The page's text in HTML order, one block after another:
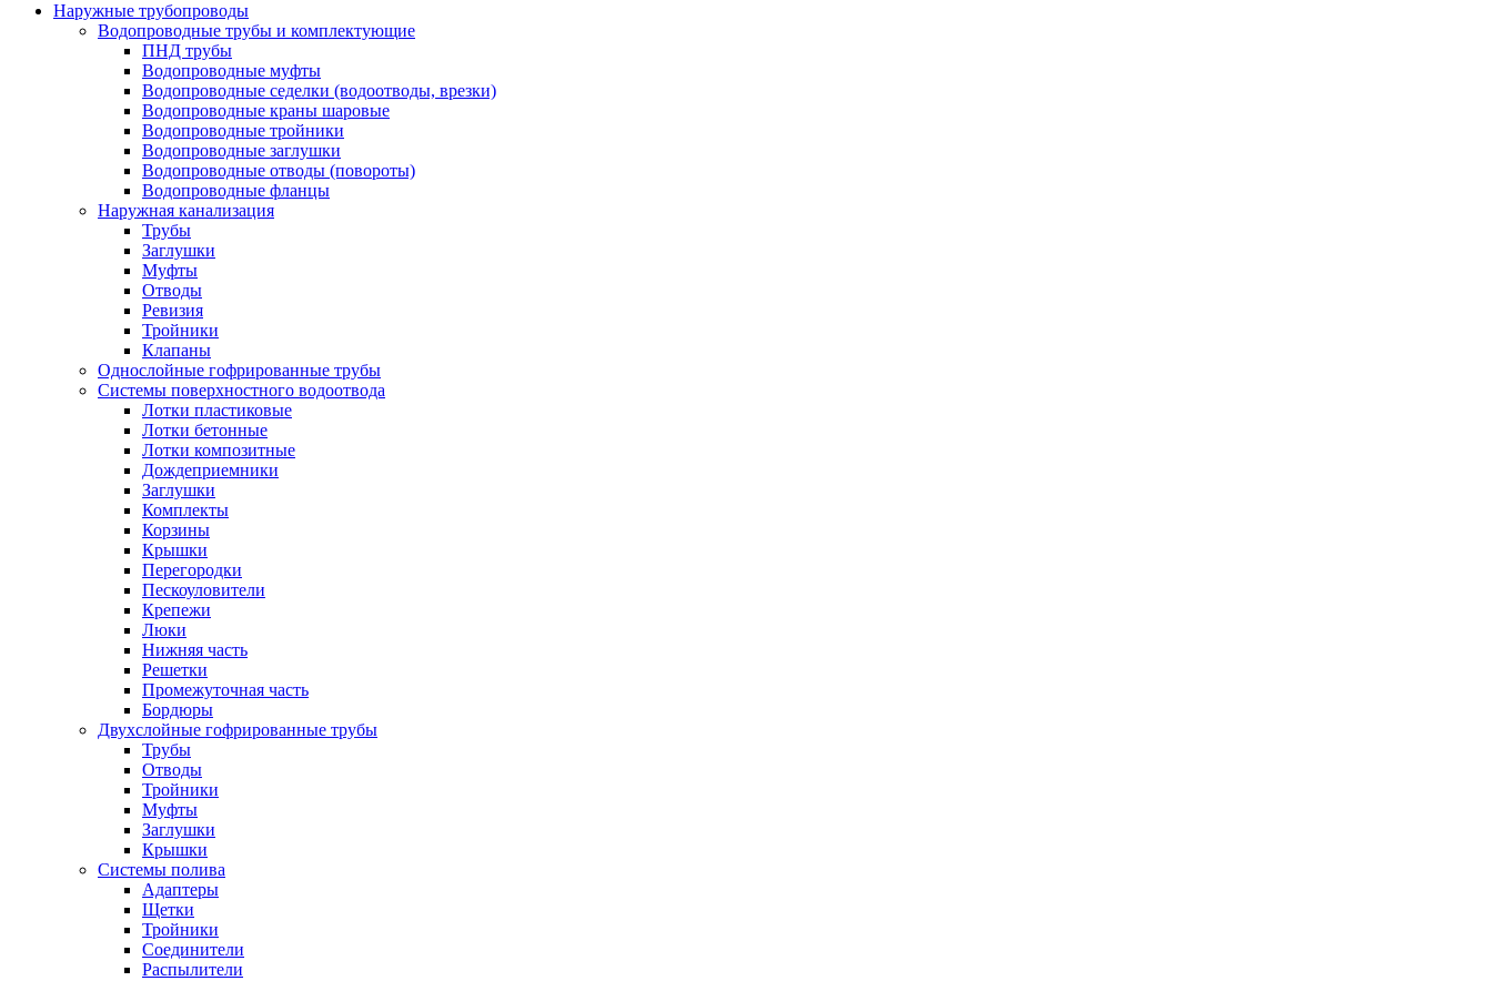
Наружные трубопроводы
Водопроводные трубы и комплектующие
ПНД трубы
Водопроводные муфты
Водопроводные седелки (водоотводы, врезки)
Водопроводные краны шаровые
Водопроводные тройники
Водопроводные заглушки
Водопроводные отводы (повороты)
Водопроводные фланцы
Наружная канализация
Трубы
Заглушки
Муфты
Отводы
Ревизия
Тройники
Клапаны
Однослойные гофрированные трубы
Системы поверхностного водоотвода
Лотки пластиковые
Лотки бетонные
Лотки композитные
Дождеприемники
Заглушки
Комплекты
Корзины
Крышки
Перегородки
Пескоуловители
Крепежи
Люки
Нижняя часть
Решетки
Промежуточная часть
Бордюры
Двухслойные гофрированные трубы
Трубы
Отводы
Тройники
Муфты
Заглушки
Крышки
Системы полива
Адаптеры
Щетки
Тройники
Соединители
Распылители